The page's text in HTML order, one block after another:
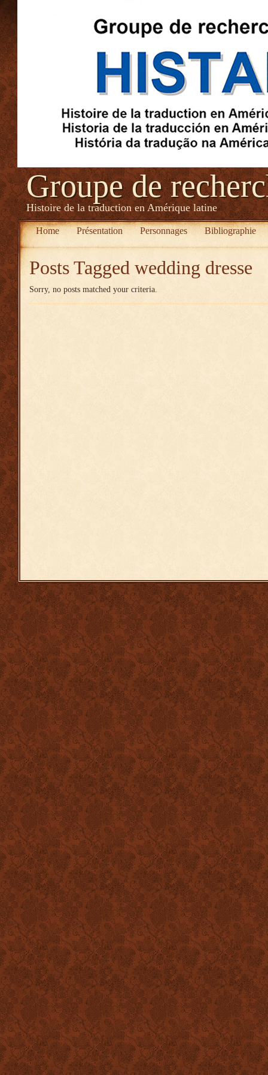
Groupe de
Histoire de la traduction en Amérique latine
Home Présentation Personnages Bibliographie
Posts Tagged wedding dresse
Sorry, no posts matched your criteria.